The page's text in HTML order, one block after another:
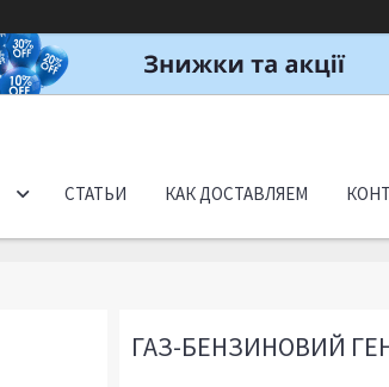
СТАТЬИ КАК ДОСТАВЛЯЕМ
ГАЗ-БЕНЗИНОВИЙ